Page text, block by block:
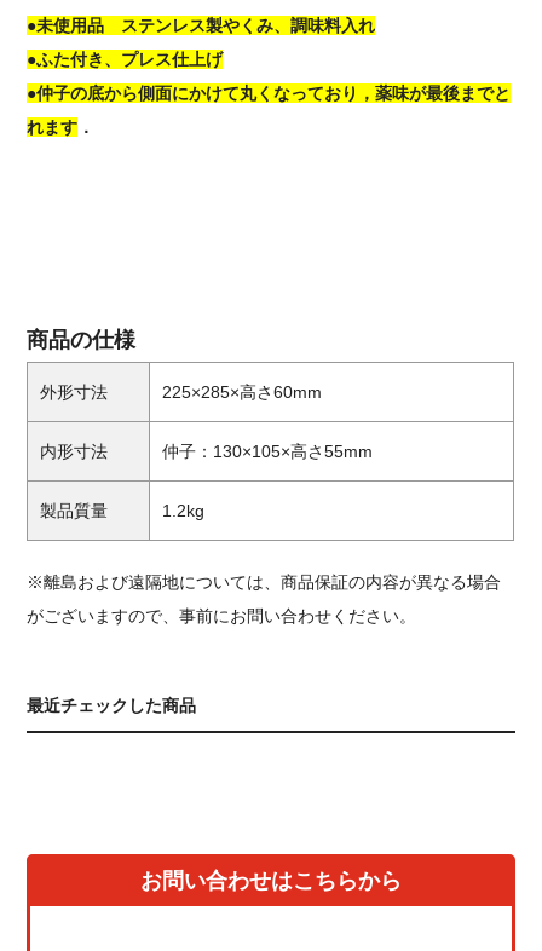
●未使用品 ステンレス製やくみ、調味料入れ
●ふた付き、プレス仕上げ
●仲子の底から側面にかけて丸くなっており，薬味が最後までと
れます ．
商品の仕様
外形寸法 225×285×高さ60mm
内形寸法 仲子：130×105×高さ55mm
製品質量 1.2kg
※離島および遠隔地については、商品保証の内容が異なる場合
がございますので、事前にお問い合わせください。
最近チェックした商品
お問い合わせはこちらから